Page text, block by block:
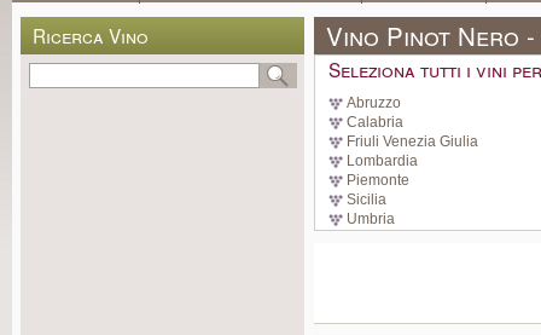
Ricerca Vino Vino Pinot Nero
Seleziona tutti i vini
Abruzzo
Calabria
Friuli Venezia Giulia
Lombardia
Piemonte
Sicilia
Umbria